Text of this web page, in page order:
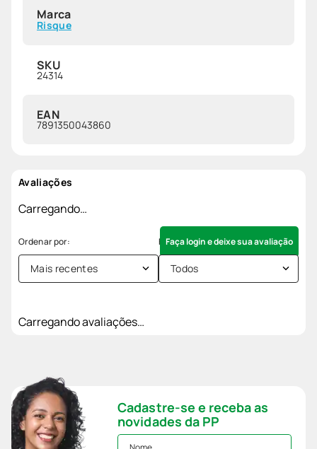
Marca
Risque
SKU
24314
EAN
7891350043860
Avaliações
Carregando…
Faça login e deixe sua avaliação
Mais recentes Todos
Carregando avaliações…
Cadastre-se e receba as
novidades da PP